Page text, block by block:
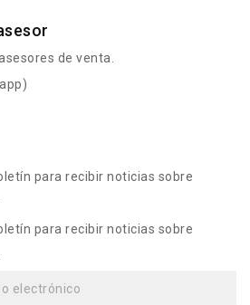
de venta.
para recibir noticias sobre
para recibir noticias sobre